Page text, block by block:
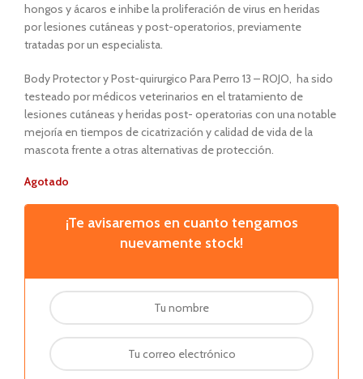
hongos y ácaros e inhibe la proliferación de virus en heridas
por lesiones cutáneas y post-operatorios, previamente
tratadas por un especialista.
Body Protector y Post-quirurgico Para Perro 13 – ROJO, ha sido
testeado por médicos veterinarios en el tratamiento de
lesiones cutáneas y heridas post- operatorias con una notable
mejoría en tiempos de cicatrización y calidad de vida de la
mascota frente a otras alternativas de protección.
Agotado
¡Te avisaremos en cuanto tengamos
nuevamente stock!